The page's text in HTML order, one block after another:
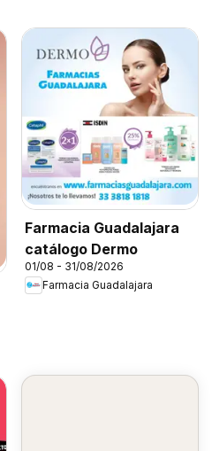
Farmacia Guadalajara
catálogo Dermo
01/08 - 31/08/2026
Farmacia Guadalajara